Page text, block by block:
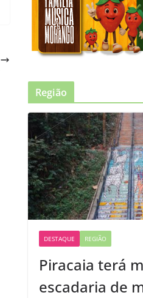
Região
DESTAQUE REGIÃO
Piracaia terá
escadaria de